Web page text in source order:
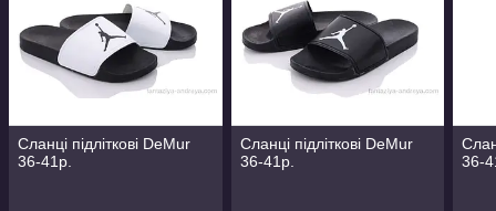
Сланці підліткові DeMur
36-41р.
Сланці підліткові DeMur
36-41р.
36-